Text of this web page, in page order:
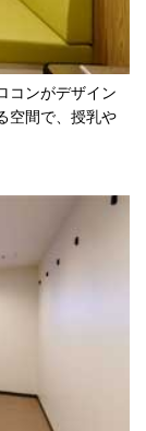
コンがデザイン
空間で、授乳や